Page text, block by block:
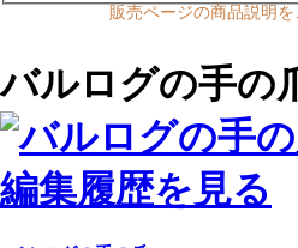
販売ページの商品説明を
バルログの手の
編集履歴を見る